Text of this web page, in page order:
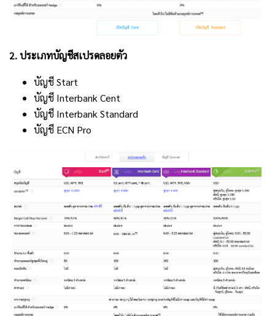
2. ประเภทบัญชีสเปรดลอยตัว
บัญชี Start
บัญชี Interbank Cent
บัญชี Interbank Standard
บัญชี ECN Pro